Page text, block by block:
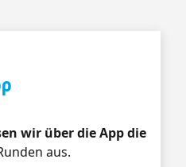
wir über die App die
aus.